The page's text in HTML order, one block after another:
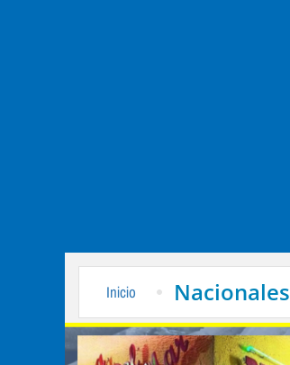
Inicio Nacionales